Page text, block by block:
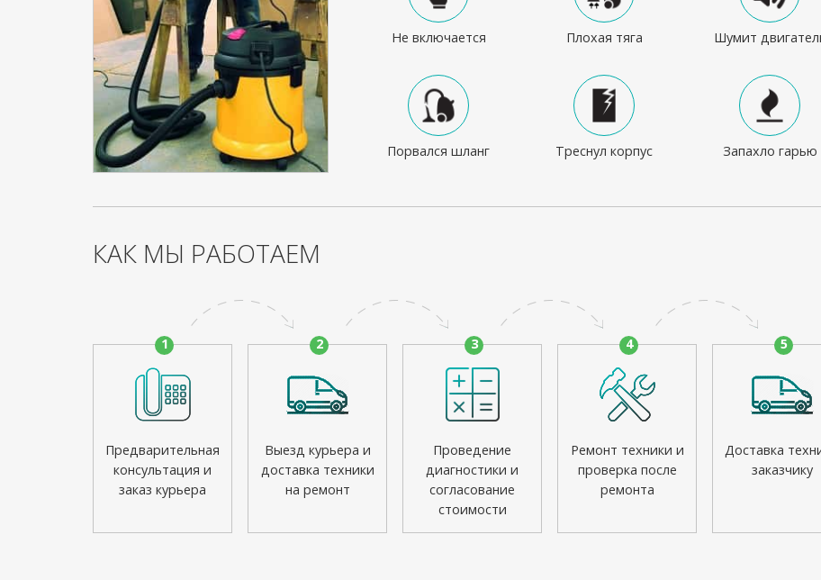
Не включается Плохая тяга Шумит
Порвался шланг Треснул корпус Запахло гарью
КАК МЫ РАБОТАЕМ
1
Предварительная
консультация и
заказ курьера
2
Выезд курьера и
доставка техники
на ремонт
3
Проведение
диагностики и
согласование
стоимости
4
Ремонт техники и
проверка после
ремонта
5
Доставка
заказчику